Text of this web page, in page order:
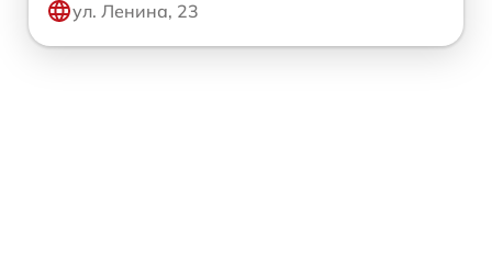
ул. Ленина, 23